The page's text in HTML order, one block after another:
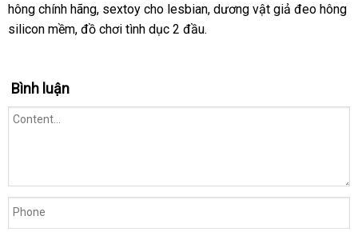
hông chính hãng, sextoy cho lesbian, dương vật giả đeo hông
silicon mềm, đồ chơi tình dục 2 đầu.
Bình luận